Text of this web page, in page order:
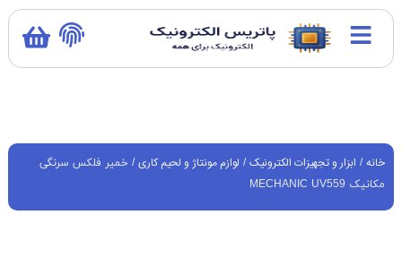
خانه/ ابزار و تجهیزات الکترونیک/ لوازم مونتاژ و لحیم کاری/ خمیر فلکس سرنگی
مکانیک MECHANIC UV559